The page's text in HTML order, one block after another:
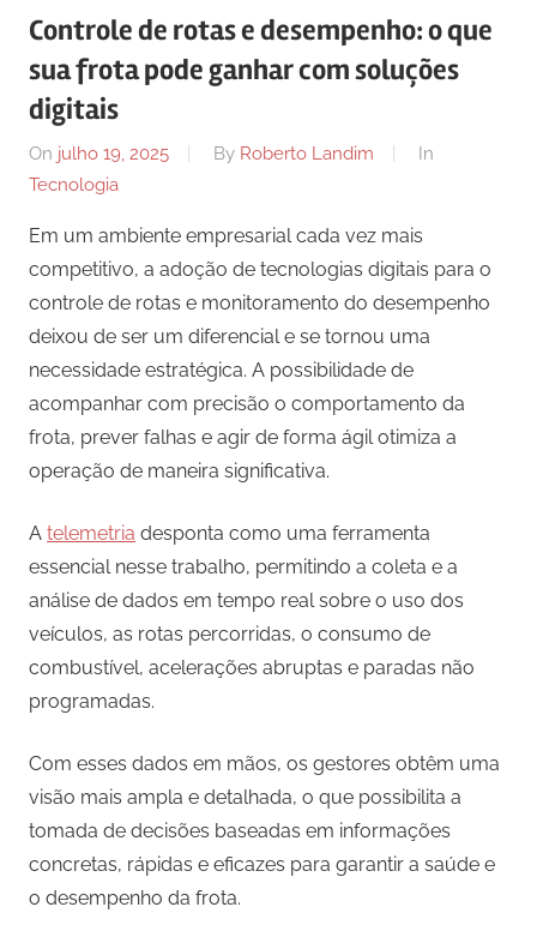
Controle de rotas e desempenho: o que
sua frota pode ganhar com soluções
digitais
On julho 19, 2025 By Roberto Landim
In
Tecnologia
Em um ambiente empresarial cada vez mais
competitivo, a adoção de tecnologias digitais para o
controle de rotas e monitoramento do desempenho
deixou de ser um diferencial e se tornou uma
necessidade estratégica. A possibilidade de
acompanhar com precisão o comportamento da
frota, prever falhas e agir de forma ágil otimiza a
operação de maneira significativa.
A telemetria desponta como uma ferramenta
essencial nesse trabalho, permitindo a coleta e a
análise de dados em tempo real sobre o uso dos
veículos, as rotas percorridas, o consumo de
combustível, acelerações abruptas e paradas não
programadas.
Com esses dados em mãos, os gestores obtêm uma
visão mais ampla e detalhada, o que possibilita a
tomada de decisões baseadas em informações
concretas, rápidas e eficazes para garantir a saúde e
o desempenho da frota.